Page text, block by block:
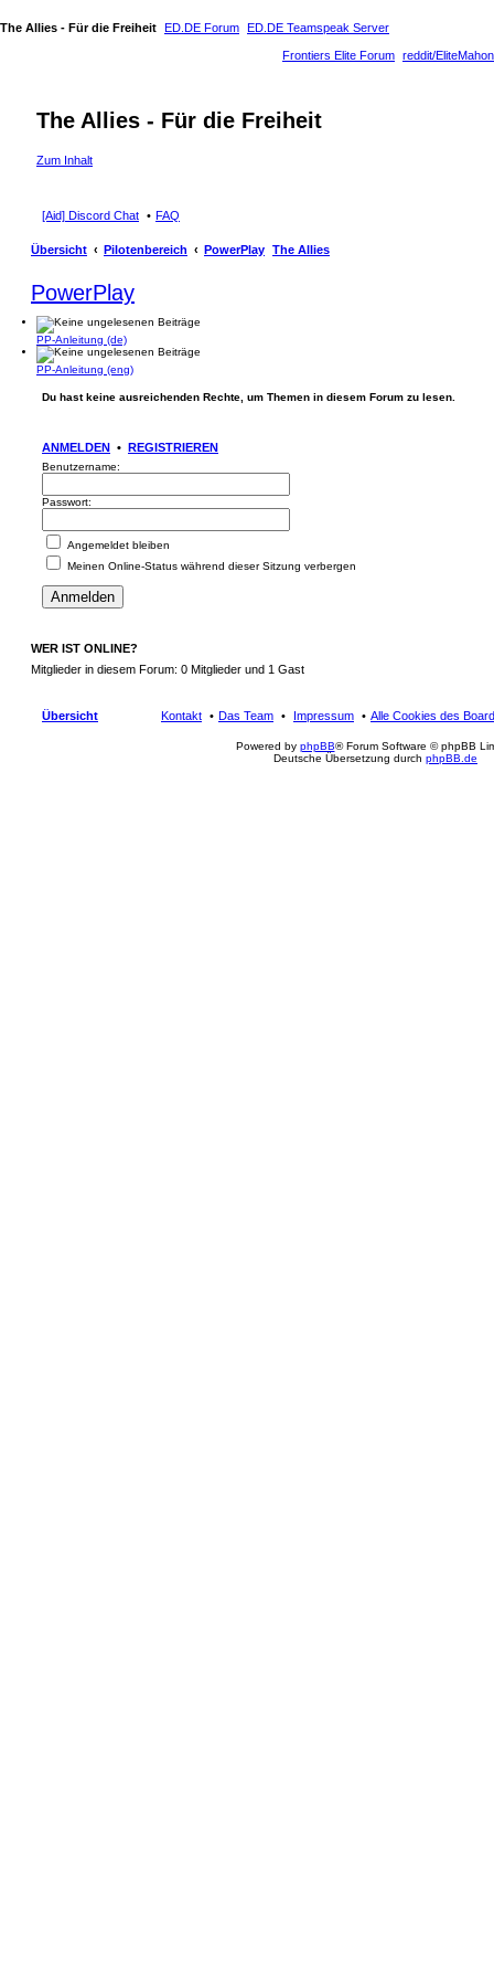
The Allies - Für die Freiheit ED.DE Forum ED.DE Teamspeak Server
reddit/EliteMahon
Frontiers Elite Forum
The Allies - Für die Freiheit
Zum Inhalt
[Aid] Discord Chat FAQ
Übersicht Pilotenbereich PowerPlay The Allies
PowerPlay
PP-Anleitung (de)
PP-Anleitung (eng)
Du hast keine ausreichenden Rechte, um Themen in diesem Forum zu lesen.
ANMELDEN • REGISTRIEREN
Benutzername:
Passwort:
Angemeldet bleiben
Meinen Online-Status während dieser Sitzung verbergen
WER IST ONLINE?
Mitglieder in diesem Forum: 0 Mitglieder und 1 Gast
Übersicht Alle Cookies des
Impressum
Das Team
Kontakt
Powered by phpBB® Forum Software © phpBB
Deutsche Übersetzung durch phpBB.de